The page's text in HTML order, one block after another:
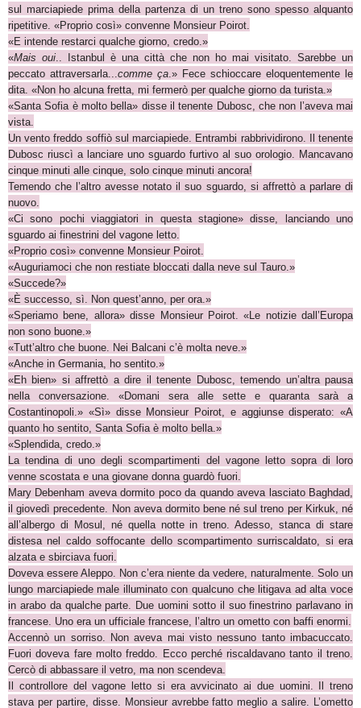
sul marciapiede prima della partenza di un treno sono spesso alquanto
ripetitive. «Proprio così» convenne Monsieur Poirot.
«E intende restarci qualche giorno, credo. »
«Mais oui .. Istanbul è una città che non ho mai visitato. Sarebbe un
peccato attraversarla... comme ça » Fece schioccare eloquentemente le
dita. «Non ho alcuna fretta, mi fermerò per qualche giorno da turista.»
«Santa Sofia è molto bella» disse il tenente Dubosc, che non l’aveva mai
vista.
Un vento freddo soffiò sul marciapiede. Entrambi rabbrividirono. Il tenente
Dubosc riuscì a lanciare uno sguardo furtivo al suo orologio. Mancavano
cinque minuti alle cinque, solo cinque minuti ancora!
Temendo che l’altro avesse notato il suo sguardo, si affrettò a parlare di
nuovo.
«Ci sono pochi viaggiatori in questa stagione» disse, lanciando uno
sguardo ai finestrini del vagone letto.
«Proprio così» convenne Monsieur Poirot.
«Auguriamoci che non restiate bloccati dalla neve sul Tauro.»
«Succede?»
«È successo, sì. Non quest’anno, per ora.»
«Speriamo bene, allora» disse Monsieur Poirot. «Le notizie dall’Europa
non sono buone.»
«Tutt’altro che buone. Nei Balcani c’è molta neve.»
«Anche in Germania, ho sentito.»
«Eh bien» si affrettò a dire il tenente Dubosc, temendo un’altra pausa
nella conversazione. «Domani sera alle sette e quaranta sarà a
Costantinopoli.» «Sì» disse Monsieur Poirot, e aggiunse disperato: «A
quanto ho sentito, Santa Sofia è molto bella.»
«Splendida, credo.»
La tendina di uno degli scompartimenti del vagone letto sopra di loro
venne scostata e una giovane donna guardò fuori.
Mary Debenham aveva dormito poco da quando aveva lasciato Baghdad,
il giovedì precedente. Non aveva dormito bene né sul treno per Kirkuk, né
all’albergo di Mosul, né quella notte in treno. Adesso, stanca di stare
distesa nel caldo soffocante dello scompartimento surriscaldato, si era
alzata e sbirciava fuori.
Doveva essere Aleppo. Non c’era niente da vedere, naturalmente. Solo un
lungo marciapiede male illuminato con qualcuno che litigava ad alta voce
in arabo da qualche parte. Due uomini sotto il suo finestrino parlavano in
francese. Uno era un ufficiale francese, l’altro un ometto con baffi enormi.
Accennò un sorriso. Non aveva mai visto nessuno tanto imbacuccato.
Fuori doveva fare molto freddo. Ecco perché riscaldavano tanto il treno.
Cercò di abbassare il vetro, ma non scendeva.
Il controllore del vagone letto si era avvicinato ai due uomini. Il treno
stava per partire, disse. Monsieur avrebbe fatto meglio a salire. L’ometto